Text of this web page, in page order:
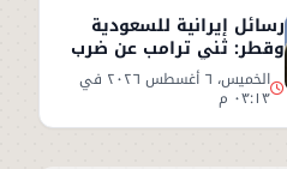
رسائل إيرانية للسعودية
وقطر: ثني ترامب عن ضرب
إيران أو سنرد على الخليج
الخميس، ٦ أغسطس ٢٠٢٦ في
٠٣:١٣ م